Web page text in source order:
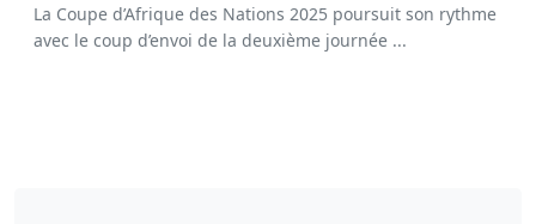
La Coupe d’Afrique des Nations 2025 poursuit son rythme
avec le coup d’envoi de la deuxième journée ...